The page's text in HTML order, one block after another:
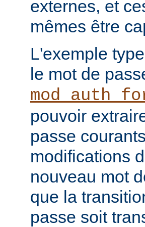
externes, et
mêmes être
L'exemple
le mot de
pouvoir
passe
modifications
nouveau mot
que la
passe soit